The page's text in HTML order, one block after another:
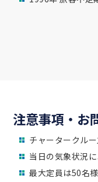
注意事項・お
チャータークル
当日の気象状況
最大定員は50名